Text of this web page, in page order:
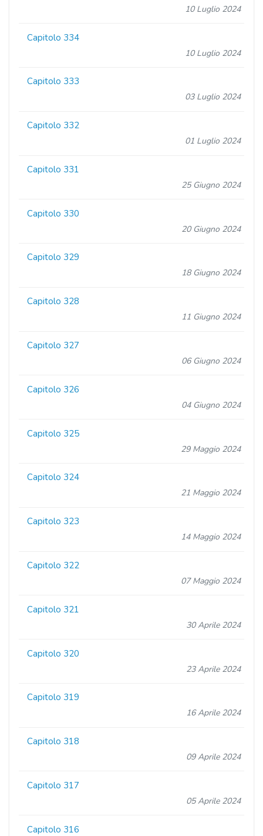
10 Luglio 2024
Capitolo 334
10 Luglio 2024
Capitolo 333
03 Luglio 2024
Capitolo 332
01 Luglio 2024
Capitolo 331
25 Giugno 2024
Capitolo 330
20 Giugno 2024
Capitolo 329
18 Giugno 2024
Capitolo 328
11 Giugno 2024
Capitolo 327
06 Giugno 2024
Capitolo 326
04 Giugno 2024
Capitolo 325
29 Maggio 2024
Capitolo 324
21 Maggio 2024
Capitolo 323
14 Maggio 2024
Capitolo 322
07 Maggio 2024
Capitolo 321
30 Aprile 2024
Capitolo 320
23 Aprile 2024
Capitolo 319
16 Aprile 2024
Capitolo 318
09 Aprile 2024
Capitolo 317
05 Aprile 2024
Capitolo 316